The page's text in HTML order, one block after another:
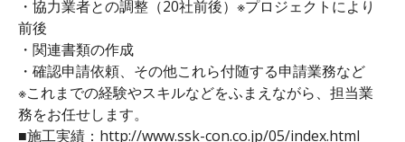
・協力業者との調整（20社前後）※プロジェクトにより
前後
・関連書類の作成
・確認申請依頼、その他これら付随する申請業務など
※これまでの経験やスキルなどをふまえながら、担当業
務をお任せします。
■施工実績：http://www.ssk-con.co.jp/05/index.html